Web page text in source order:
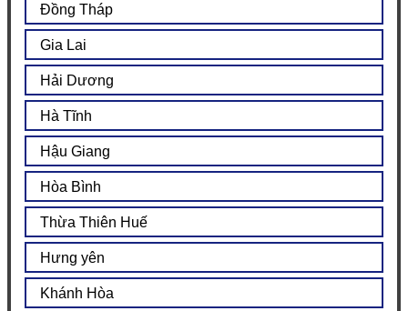
Đồng Tháp
Gia Lai
Hải Dương
Hà Tĩnh
Hậu Giang
Hòa Bình
Thừa Thiên Huế
Hưng yên
Khánh Hòa